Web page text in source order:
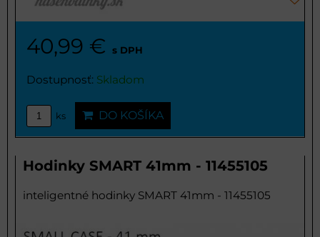
40,99 € s DPH
Dostupnosť: Skladom
ks DO KOŠÍKA
Hodinky SMART 41mm - 11455105
inteligentné hodinky SMART 41mm - 11455105